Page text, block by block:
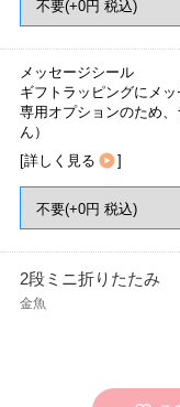
メッセージシール
ギフトラッピングにメ
専用オプションのため
ん）
[詳しく見る ]
2段ミニ折りたたみ
金魚